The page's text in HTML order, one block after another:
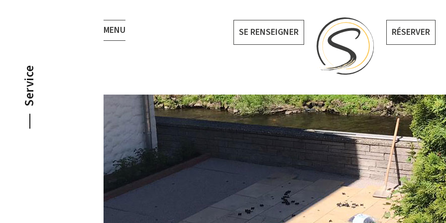
MENU SE RENSEIGNER RÉSERVER
Service